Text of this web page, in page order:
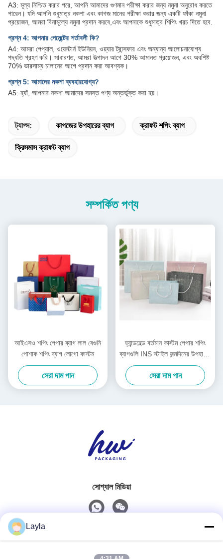
A3: মূল্য নিশ্চিত করার পরে, আপনি আমাদের গুণমান পরীক্ষা করার জন্য নমুনা অনুরোধ করতে
পারেন। যদি আপনি শুধুমাত্র নকশা এবং কাগজ মানের পরীক্ষা করার জন্য একটি ফাঁকা নমুনা
প্রয়োজন, আমরা বিনামূল্যে নমুনা প্রদান করবে,এবং আপনাকে শুধুমাত্র শিপিং খরচ দিতে হবে.
প্রশ্ন 4: আপনার পেমেন্টের শর্তাবলী কি?
A4: আমরা পেপ্যাল, ওয়েস্টার্ন ইউনিয়ন, ওয়্যার ট্রান্সফার এবং অন্যান্য আলোচনাযোগ্য
পদ্ধতি গ্রহণ করি। সাধারণত, আমরা উত্পাদন আগে 30% আমানত প্রয়োজন, এবং অবশিষ্ট
70% ভারসাম্য চালানের আগে প্রদান করা আবশ্যক।
প্রশ্ন 5: আমাদের নকশা ব্যবহারযোগ্য?
A5: হ্যাঁ, আপনার নকশা আমাদের সমস্ত পণ্য অন্তর্ভুক্ত করা হয়।
ট্যাগ্স: কাগজের উপহারের ব্যাগ ক্রাফট শপিং ব্যাগ
ক্রিসমাস ক্রাফট ব্যাগ
সম্পর্কিত পণ্য
আইএসও শপিং পেপার ব্যাগ লাল বেগুনি
পোশাক শপিং ব্যাগ লোগো কাস্টম
সেরা দাম পান
হ্যান্ডহেল্ড বর্তমান কাস্টম পেপার শপিং
ব্যাগগুলি INS স্টাইল জন্মদিনের উপহারের
ব্যাগ
সেরা দাম পান
সোশ্যাল মিডিয়া
Layla